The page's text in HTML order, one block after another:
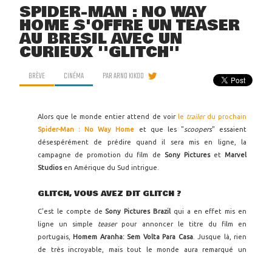
SPIDER-MAN : NO WAY
HOME S'OFFRE UN TEASER
AU BRÉSIL AVEC UN
CURIEUX ''GLITCH''
BRÈVE CINÉMA PARARNO KIKOO
Alors que le monde entier attend de voir le trailer du prochain
Spider-Man : No Way Home
et que les "scoopers" essaient
désespérément de prédire quand il sera mis en ligne, la
campagne de promotion du film de
Sony Pictures etMarvel
Studios en Amérique du Sud intrigue.
GLITCH, VOUS AVEZ DIT GLITCH ?
C'est le compte de Sony Pictures Brazil qui a en effet mis en
ligne un simple teaserpour annoncer le titre du film en
portugais,
Homem Aranha: Sem Volta Para Casa. Jusque là, rien
de très incroyable, mais tout le monde aura remarqué un